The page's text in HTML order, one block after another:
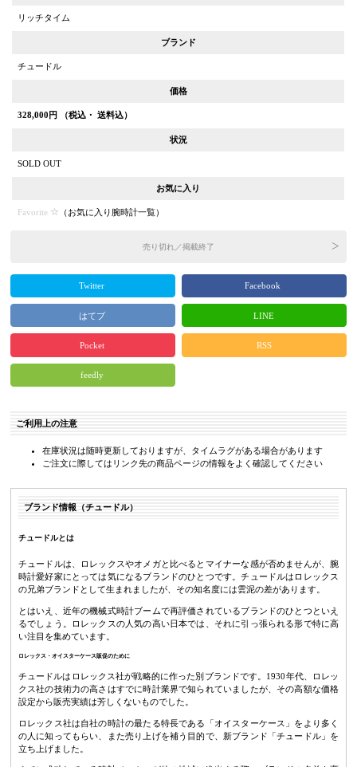
リッチタイム
ブランド
チュードル
価格
328,000 円 （税込・ 送料込）
状況
SOLD OUT
お気に入り
Favorite （お気に入り腕時計一覧）
売り切れ／掲載終了
Twitter Facebook
はてブ LINE
Pocket RSS
feedly
ご利用上の注意
在庫状況は随時更新しておりますが、タイムラグがある場合があります
ご注文に際してはリンク先の商品ページの情報をよく確認してください
ブランド情報（チュードル）
チュードルとは
チュードルは、ロレックスやオメガと比べるとマイナーな感が否めませんが、腕
時計愛好家にとっては気になるブランドのひとつです。チュードルはロレックス
の兄弟ブランドとして生まれましたが、その知名度には雲泥の差があります。
とはいえ、近年の機械式時計ブームで再評価されているブランドのひとつといえ
るでしょう。ロレックスの人気の高い日本では、それに引っ張られる形で特に高
い注目を集めています。
ロレックス・オイスターケース販促のために
チュードルはロレックス社が戦略的に作った別ブランドです。1930年代、ロレッ
クス社の技術力の高さはすでに時計業界で知られていましたが、その高額な価格
設定から販売実績は芳しくないものでした。
ロレックス社は自社の時計の最たる特長である「オイスターケース」をより多く
の人に知ってもらい、また売り上げを補う目的で、新ブランド「チュードル」を
立ち上げました。